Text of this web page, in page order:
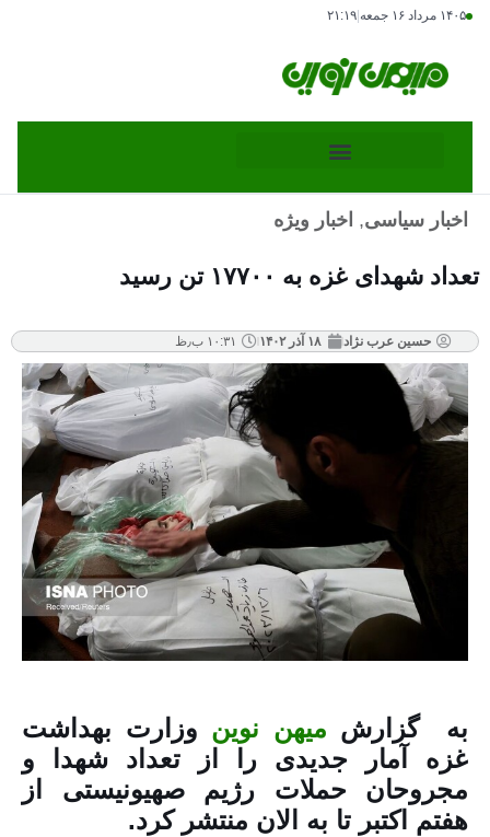
۱۴۰۵ مرداد ۱۶ جمعه ۲۱:۱۹
اخبار سیاسی, اخبار ویژه
تعداد شهدای غزه به ۱۷۷۰۰ تن رسید
حسین عرب نژاد ۱۸ آذر ۱۴۰۲ ۱۰:۳۱ ب٫ظ
به گزارش میهن نوین وزارت بهداشت
غزه آمار جدیدی را از تعداد شهدا و
مجروحان حملات رژیم صهیونیستی از
هفتم اکتبر تا به الان منتشر کرد.